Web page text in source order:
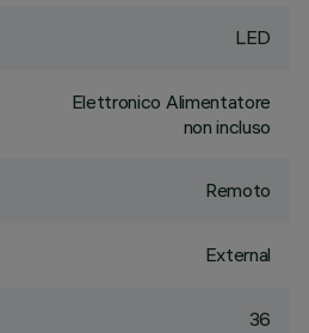
LED
Elettronico Alimentatore
non incluso
Remoto
External
36